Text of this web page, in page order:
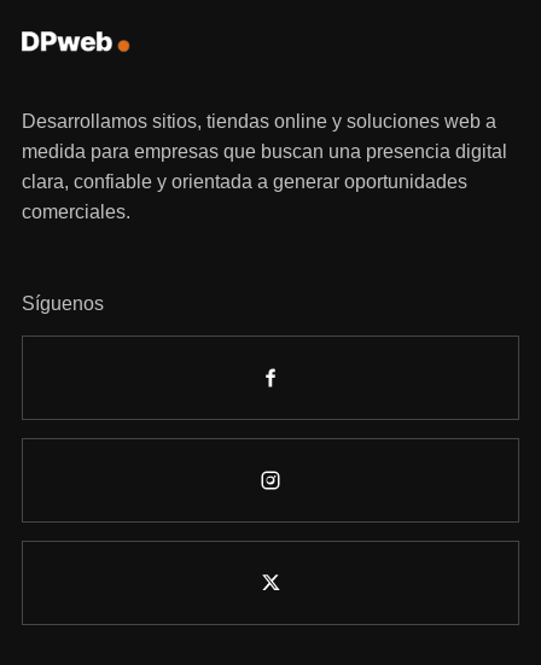
Desarrollamos sitios, tiendas online y soluciones web a
medida para empresas que buscan una presencia digital
clara, confiable y orientada a generar oportunidades
comerciales.
Síguenos